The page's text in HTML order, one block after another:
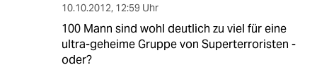
10.10.2012, 12:59 Uhr
100 Mann sind wohl deutlich zu viel für eine
ultra-geheime Gruppe von Superterroristen -
oder?